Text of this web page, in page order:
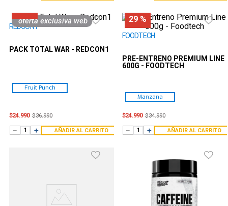
oferta exclusiva web
REDCON1
PACK TOTAL WAR - REDCON1
Fruit Punch
$24.990 $36.990
＋
－ AÑADIR AL CARRITO
29 %
FOODTECH
PRE-ENTRENO PREMIUM LINE
600G - FOODTECH
Manzana
$24.990 $34.990
＋
－ AÑADIR AL CARRITO